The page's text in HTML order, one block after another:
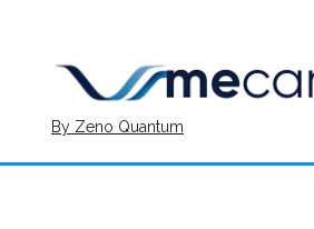
By Zeno Quantum